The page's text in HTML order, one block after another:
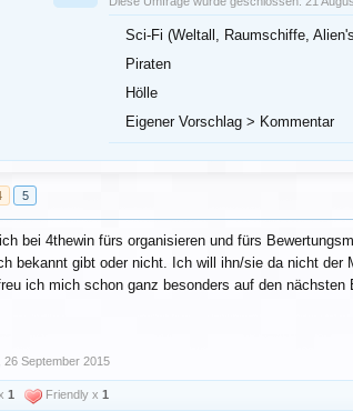
Sci-Fi (Weltall, Raumschiffe,
Piraten
Hölle
Eigener Vorschlag > Kommentar
5
bei 4thewin fürs organisieren und fürs
bekannt gibt oder nicht. Ich will ihn/sie da nicht der
ich mich schon ganz besonders auf den nächsten
26 September 2015
1 Friendly x 1